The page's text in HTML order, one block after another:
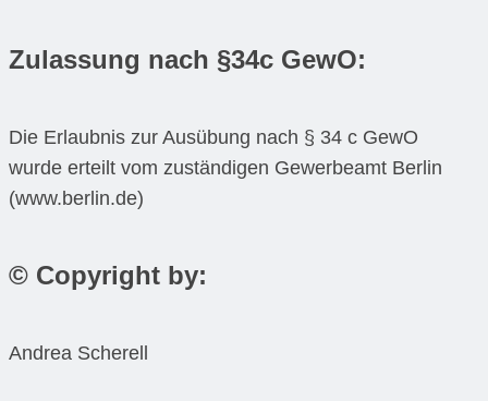
Zulassung nach §34c GewO:
Die Erlaubnis zur Ausübung nach § 34 c GewO
wurde erteilt vom zuständigen Gewerbeamt Berlin
(www.berlin.de)
© Copyright by:
Andrea Scherell